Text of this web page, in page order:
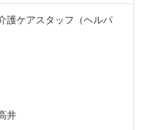
護ケアスタッフ（ヘルパ
井